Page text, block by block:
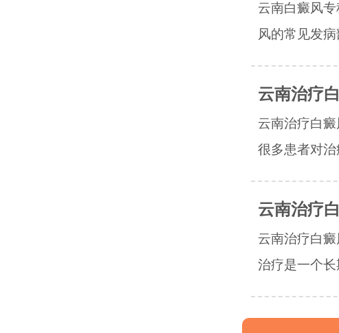
云南白癜风
风的常见发
云南治疗
云南治疗白
很多患者对
云南治疗
云南治疗白
治疗是一个